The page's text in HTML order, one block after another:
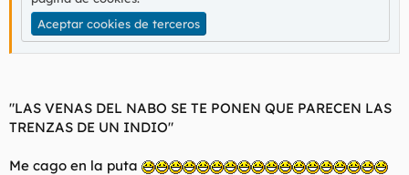
Aceptar cookies de terceros
"LAS VENAS DEL NABO SE TE PONEN QUE PARECEN LAS
TRENZAS DE UN INDIO"
Me cago en la puta